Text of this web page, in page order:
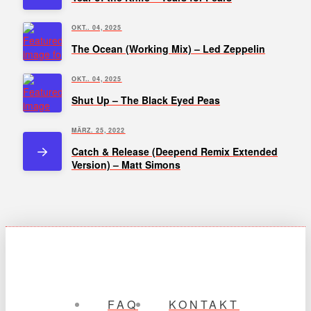
OKT.. 04, 2025
The Ocean (Working Mix) – Led Zeppelin
OKT.. 04, 2025
Shut Up – The Black Eyed Peas
MÄRZ. 25, 2022
Catch & Release (Deepend Remix Extended
Version) – Matt Simons
FAQ KONTAKT